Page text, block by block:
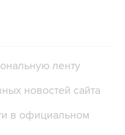
ленту
новостей сайта
в официальном